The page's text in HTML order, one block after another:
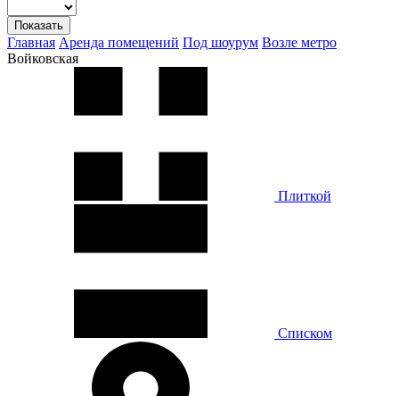
Показать
Главная Аренда помещений Под шоурум Возле метро
Войковская
Плиткой
Списком